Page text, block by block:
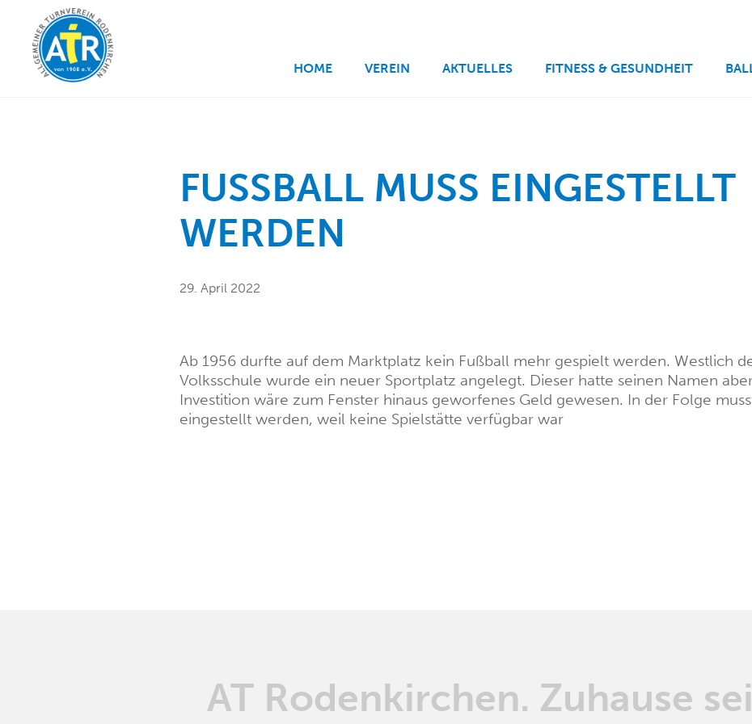
HOME VEREIN AKTUELLES FITNESS & GESUNDHEIT
FUSSBALL MUSS EINGESTELLT W
ERDEN
29. April 2022
Ab 1956 durfte auf dem Marktplatz kein Fußball mehr gespielt werden. Westlich
Volksschule wurde ein neuer Sportplatz angelegt. Dieser hatte seinen Namen
Investition wäre zum Fenster hinaus geworfenes Geld gewesen. In der Folge
eingestellt werden, weil keine Spielstätte verfügbar war
AT Rodenkirchen. Zuhause